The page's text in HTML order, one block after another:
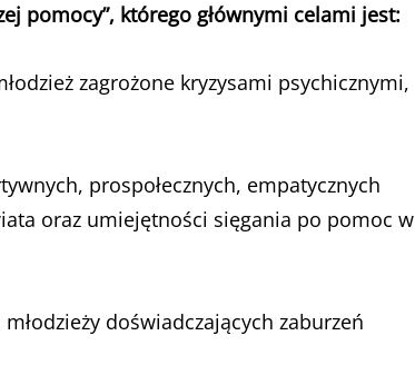
pomocy”, którego głównymi celami jest:
zagrożone kryzysami psychicznymi,
prospołecznych, empatycznych
oraz umiejętności sięgania po pomoc w
doświadczających zaburzeń